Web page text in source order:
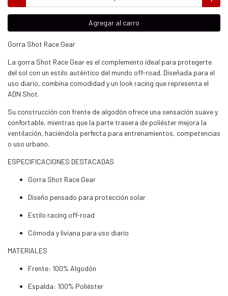
Agregar al carro
Gorra Shot Race Gear
La gorra Shot Race Gear es el complemento ideal para protegerte
del sol con un estilo auténtico del mundo off-road. Diseñada para el
uso diario, combina comodidad y un look racing que representa el
ADN Shot.
Su construcción con frente de algodón ofrece una sensación suave y
confortable, mientras que la parte trasera de poliéster mejora la
ventilación, haciéndola perfecta para entrenamientos, competencias
o uso urbano.
ESPECIFICACIONES DESTACADAS
Gorra Shot Race Gear
Diseño pensado para protección solar
Estilo racing off-road
Cómoda y liviana para uso diario
MATERIALES
Frente: 100% Algodón
Espalda: 100% Poliéster